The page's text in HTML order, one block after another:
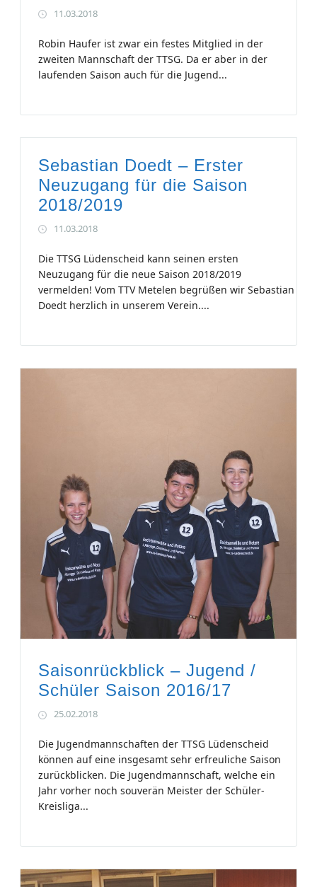
11.03.2018
Robin Haufer ist zwar ein festes Mitglied in der
zweiten Mannschaft der TTSG. Da er aber in der
laufenden Saison auch für die Jugend...
Sebastian Doedt – Erster
Neuzugang für die Saison
2018/2019
11.03.2018
Die TTSG Lüdenscheid kann seinen ersten
Neuzugang für die neue Saison 2018/2019
vermelden! Vom TTV Metelen begrüßen wir Sebastian
Doedt herzlich in unserem Verein....
Saisonrückblick – Jugend /
Schüler Saison 2016/17
25.02.2018
Die Jugendmannschaften der TTSG Lüdenscheid
können auf eine insgesamt sehr erfreuliche Saison
zurückblicken. Die Jugendmannschaft, welche ein
Jahr vorher noch souverän Meister der Schüler-
Kreisliga...